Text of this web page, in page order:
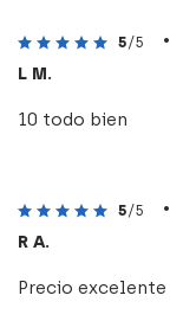
5/5 •
L M.
10 todo bien
5/5 •
R A.
Precio excelente